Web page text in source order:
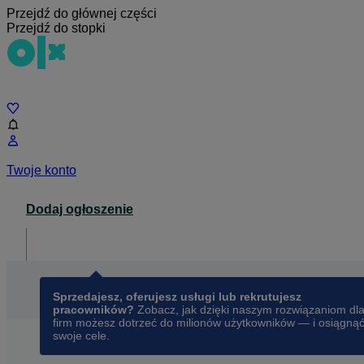
Przejdź do głównej części
Przejdź do stopki
Twoje konto
Dodaj ogłoszenie
Sprzedajesz, oferujesz usługi lub rekrutujesz
pracowników? Zobacz, jak dzięki naszym rozwiązaniom dla
firm możesz dotrzeć do milionów użytkowników — i osiągnąć
swoje cele.